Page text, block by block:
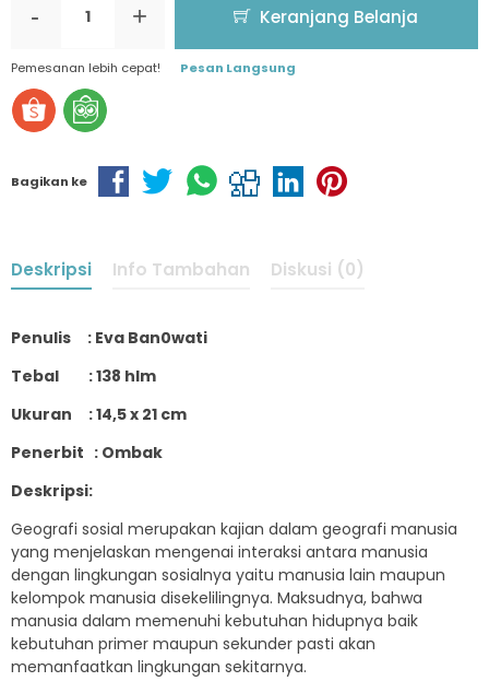
- + Keranjang Belanja
Pemesanan lebih cepat! Pesan Langsung
Bagikan ke
Deskripsi Info Tambahan Diskusi (0)
Penulis : Eva Ban0wati
Tebal : 138 hlm
Ukuran : 14,5 x 21 cm
Penerbit : Ombak
Deskripsi:
Geografi sosial merupakan kajian dalam geografi manusia
yang menjelaskan mengenai interaksi antara manusia
dengan lingkungan sosialnya yaitu manusia lain maupun
kelompok manusia disekelilingnya. Maksudnya, bahwa
manusia dalam memenuhi kebutuhan hidupnya baik
kebutuhan primer maupun sekunder pasti akan
memanfaatkan lingkungan sekitarnya.